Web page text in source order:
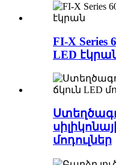
FI-X Series
LED
մոդուլներ